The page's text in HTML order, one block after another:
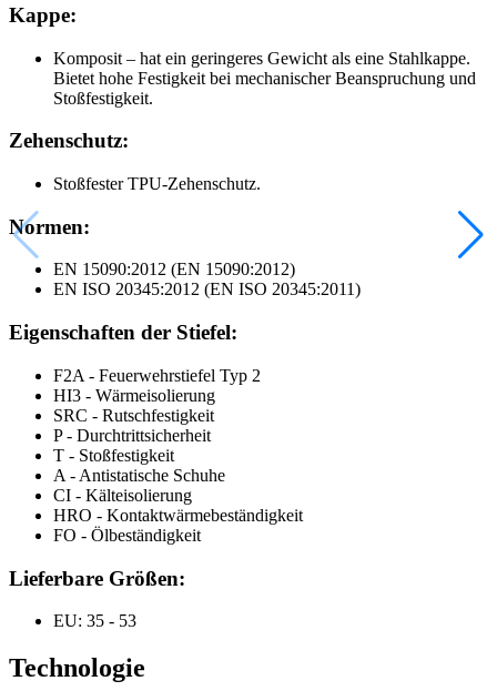
Kappe:
Komposit – hat ein geringeres Gewicht als eine Stahlkappe.
Bietet hohe Festigkeit bei mechanischer Beanspruchung und
Stoßfestigkeit.
Zehenschutz:
Stoßfester TPU-Zehenschutz.
Normen:
EN 15090:2012 (EN 15090:2012)
EN ISO 20345:2012 (EN ISO 20345:2011)
Eigenschaften der Stiefel:
F2A - Feuerwehrstiefel Typ 2
HI3 - Wärmeisolierung
SRC - Rutschfestigkeit
P - Durchtrittsicherheit
T - Stoßfestigkeit
A - Antistatische Schuhe
CI - Kälteisolierung
HRO - Kontaktwärmebeständigkeit
FO - Ölbeständigkeit
Lieferbare Größen:
EU: 35 - 53
Technologie